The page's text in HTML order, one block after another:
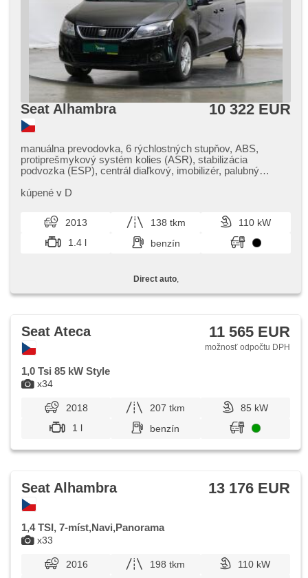
Seat Alhambra 10 322 EUR
manuálna prevodovka, 6 rýchlostných stupňov, ABS,
protiprešmykový systém kolies (ASR), stabilizácia
podvozka (ESP), centrál diaľkový, imobilizér, palubný
tempomat, multifunkčný volant, posilňovač riadenia, hands
zadná lakťová opierka, vonkajší teplomer, bluetooth, isofix,
nastaviteľný volant, strešný nosič, malý kožený paket,
výškovo nastaviteľné sedadlá, výškovo nastaviteľné
sedadlo vodiča
kúpené v D
2013 138 tkm
110 kW
1.4 l
benzín
Direct auto,
x34
Seat Ateca 11 565 EUR
možnosť odpočtu DPH
1,0 Tsi 85 kW Style
2018 207 tkm
85 kW
1 l
benzín
x33
Seat Alhambra 13 176 EUR
1,4 TSI, 7-míst,Navi,Panorama
2016 198 tkm
110 kW